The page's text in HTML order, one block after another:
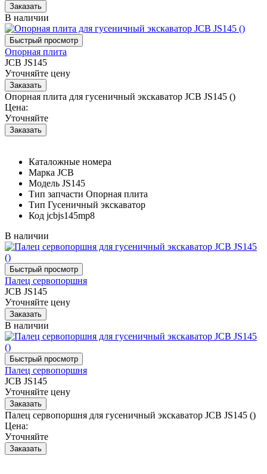
В наличии
Опорная плита
JCB JS145
Уточняйте цену
Опорная плита для гусеничный экскаватор JCB JS145 ()
Цена:
Уточняйте
Каталожные номера
Марка JCB
Модель JS145
Тип запчасти Опорная плита
Тип Гусеничный экскаватор
Код jcbjs145mp8
В наличии
Палец сервопоршня
JCB JS145
Уточняйте цену
В наличии
Палец сервопоршня
JCB JS145
Уточняйте цену
Палец сервопоршня для гусеничный экскаватор JCB JS145 ()
Цена:
Уточняйте